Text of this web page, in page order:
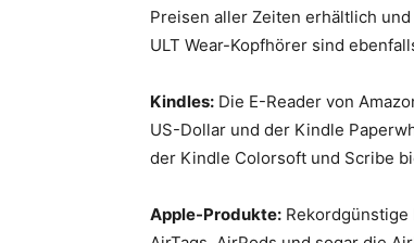
Preisen aller Zeiten erhältlich
ULT Wear-Kopfhörer sind
Kindles: Die E-Reader von
US-Dollar und der Kindle
der Kindle Colorsoft und Scribe
Apple-Produkte: Rekordgünstige